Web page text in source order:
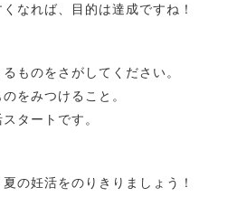
なれば、目的は達成ですね！
ものをさがしてください。
をみつけること。
タートです。
の妊活をのりきりましょう！